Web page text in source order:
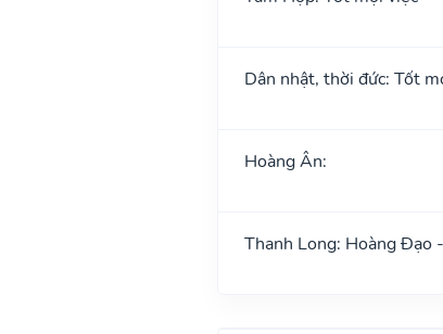
Dân nhật, thời đức: Tốt
Hoàng Ân:
Thanh Long: Hoàng Đạo